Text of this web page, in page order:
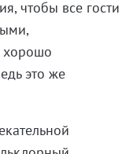
чтобы все гости
хорошо
это же